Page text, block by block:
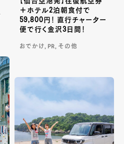
＋ホテル2泊朝食付で
59,800円！ 直行チャーター
便で行く金沢3日間！
おでかけ, PR, その他